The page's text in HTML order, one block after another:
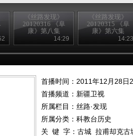
《丝路发现》
20120316 《阜
康》第八集
14:29
《丝路发现》
20120315 《阜
康》第六集
14:23
首播时间：2011年12月28日
首播频道： 新疆卫视
所属栏目： 丝路·发现
所属分类：科教台历史
关 键 字： 古城 拉甫却克古